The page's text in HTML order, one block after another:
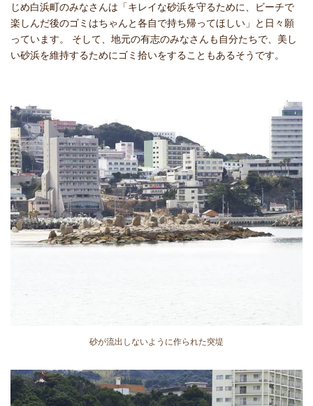
じめ白浜町のみなさんは「キレイな砂浜を守るために、ビーチで
楽しんだ後のゴミはちゃんと各自で持ち帰ってほしい」と日々願
っています。 そして、地元の有志のみなさんも自分たちで、美し
い砂浜を維持するためにゴミ拾いをすることもあるそうです。
砂が流出しないように作られた突堤